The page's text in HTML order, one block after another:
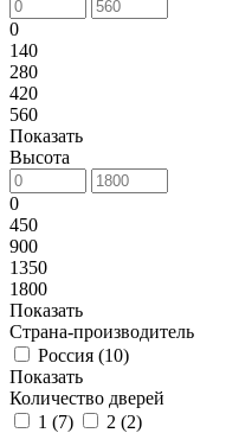
0
140
280
420
560
Показать
Высота
0
450
900
1350
1800
Показать
Страна-производитель
Россия (10)
Показать
Количество дверей
1 (7) 2 (2)